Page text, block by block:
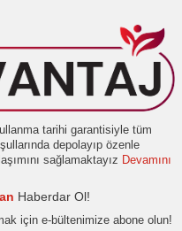
tarihi garantisiyle tüm
depolayıp özenle
sağlamaktayız Devamını
Haberdar Ol!
için e-bültenimize abone olun!